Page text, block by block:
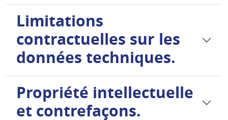
Limitations
contractuelles sur les
données techniques.
Propriété intellectuelle
et contrefaçons.